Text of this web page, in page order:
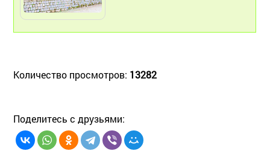
Количество просмотров: 13282
Поделитесь с друзьями: